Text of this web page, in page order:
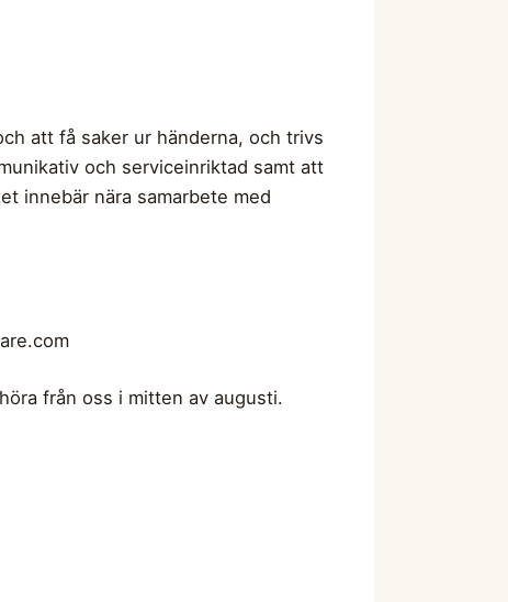
att få saker ur händerna, och trivs
och serviceinriktad samt att
innebär nära samarbete med
från oss i mitten av augusti.